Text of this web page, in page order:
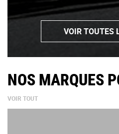
VOIR TOUTES
NOS MARQUES
VOIR TOUT